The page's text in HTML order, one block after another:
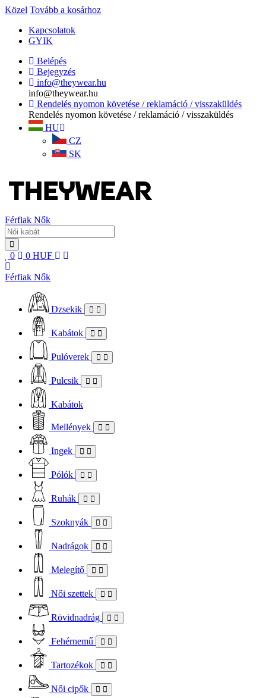
Közel Tovább a kosárhoz
Kapcsolatok
GYIK
Belépés
Bejegyzés
info@theywear.hu
info@theywear.hu
Rendelés nyomon követése / reklamáció / visszaküldés
Rendelés nyomon követése / reklamáció / visszaküldés
HU
CZ
SK
Férfiak Nők
0 0 HUF
Férfiak Nők
Dzsekik
Kabátok
Pulóverek
Pulcsik
Kabátok
Mellények
Ingek
Pólók
Ruhák
Szoknyák
Nadrágok
Melegítő
Női szettek
Rövidnadrág
Fehérnemű
Tartozékok
Női cipők